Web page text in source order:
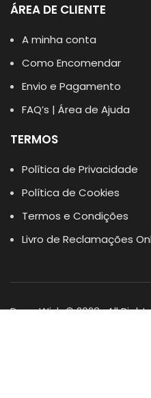
ÁREA DE CLIENTE
A minha conta
Como Encomendar
Envio e Pagamento
FAQ’s | Área de Ajuda
TERMOS
Política de Privacidade
Política de Cookies
Termos e Condições
Livro de Reclamações
Dogs Wish © 2023 . All